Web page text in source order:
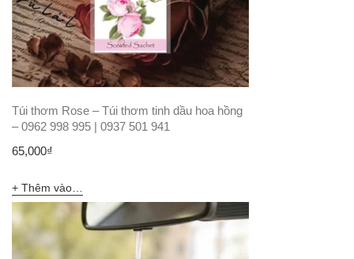
Túi thơm Rose – Túi thơm tinh dầu hoa hồng
– 0962 998 995 | 0937 501 941
65,000₫
Thêm vào giỏ hàng